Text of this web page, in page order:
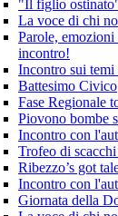
"Il figlio
La voce di chi
Parole,
incontro!
Incontro sui temi
Battesimo Civico
Fase Regionale
Piovono bombe
Incontro con
Trofeo di
Ribezzo’s got
Incontro con
Giornata della